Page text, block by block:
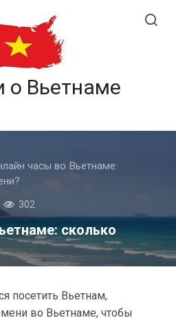
о Вьетнаме
часы во Вьетнаме:
302
сколько
посетить Вьетнам,
во Вьетнаме, чтобы